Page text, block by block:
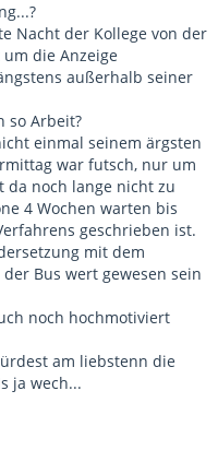
Nacht der Kollege von der
die Anzeige
außerhalb seiner
so Arbeit?
einmal seinem ärgsten
war futsch, nur um
da noch lange nicht zu
4 Wochen warten bis
geschrieben ist.
mit dem
Bus wert gewesen sein
noch hochmotiviert
am liebstenn die
ja wech...